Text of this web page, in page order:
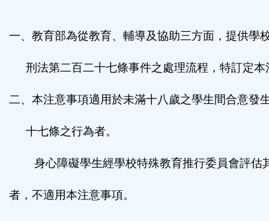
一、教育部為從教育、輔導及協助三方面，提供學
刑法第二百二十七條事件之處理流程，特訂定本
二、本注意事項適用於未滿十八歲之學生間合意發
十七條之行為者。
身心障礙學生經學校特殊教育推行委員會評估
者，不適用本注意事項。